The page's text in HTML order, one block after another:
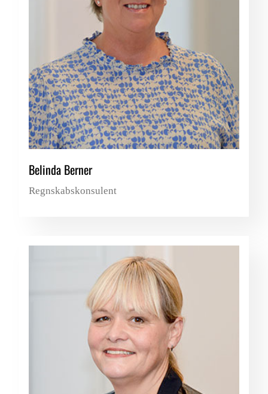
Belinda Berner
Regnskabskonsulent